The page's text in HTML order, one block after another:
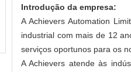
Introdução da empresa:
A Achievers Automation
industrial com mais de 12
serviços oportunos para os
A Achievers atende às